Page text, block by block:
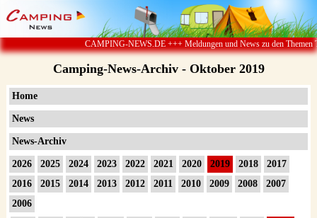
CAMPING-NEWS.DE +++ Meldungen und News zu den Themen
Camping-News-Archiv - Oktober 2019
Home
News
News-Archiv
2026 2025 2024 2023 2022 2021 2020 2019 2018
2017
2016
2015 2014 2013 2012 2011 2010 2009 2008
2007
2006